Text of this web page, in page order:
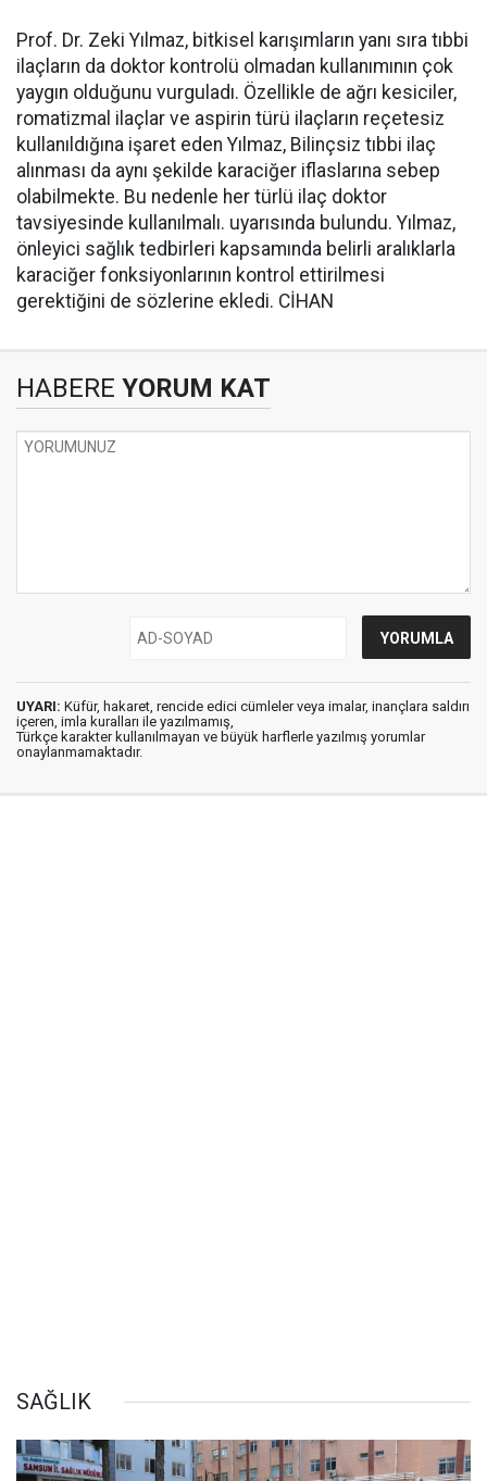
Prof. Dr. Zeki Yılmaz, bitkisel karışımların yanı sıra tıbbi
ilaçların da doktor kontrolü olmadan kullanımının çok
yaygın olduğunu vurguladı. Özellikle de ağrı kesiciler,
romatizmal ilaçlar ve aspirin türü ilaçların reçetesiz
kullanıldığına işaret eden Yılmaz, Bilinçsiz tıbbi ilaç
alınması da aynı şekilde karaciğer iflaslarına sebep
olabilmekte. Bu nedenle her türlü ilaç doktor
tavsiyesinde kullanılmalı. uyarısında bulundu. Yılmaz,
önleyici sağlık tedbirleri kapsamında belirli aralıklarla
karaciğer fonksiyonlarının kontrol ettirilmesi
gerektiğini de sözlerine ekledi. CİHAN
HABERE YORUM KAT
UYARI: Küfür, hakaret, rencide edici cümleler veya imalar, inançlara saldırı
içeren, imla kuralları ile yazılmamış,
Türkçe karakter kullanılmayan ve büyük harflerle yazılmış yorumlar
onaylanmamaktadır.
SAĞLIK